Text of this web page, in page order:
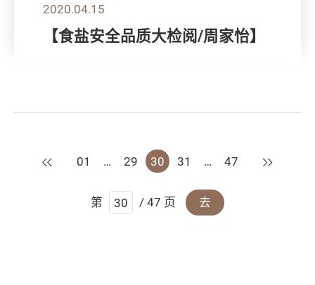
2020.04.15
【食盐安全品质大检阅/周家怡】
上一页
01 … 29 30 31 … 47 下一页
第 / 47 页 去